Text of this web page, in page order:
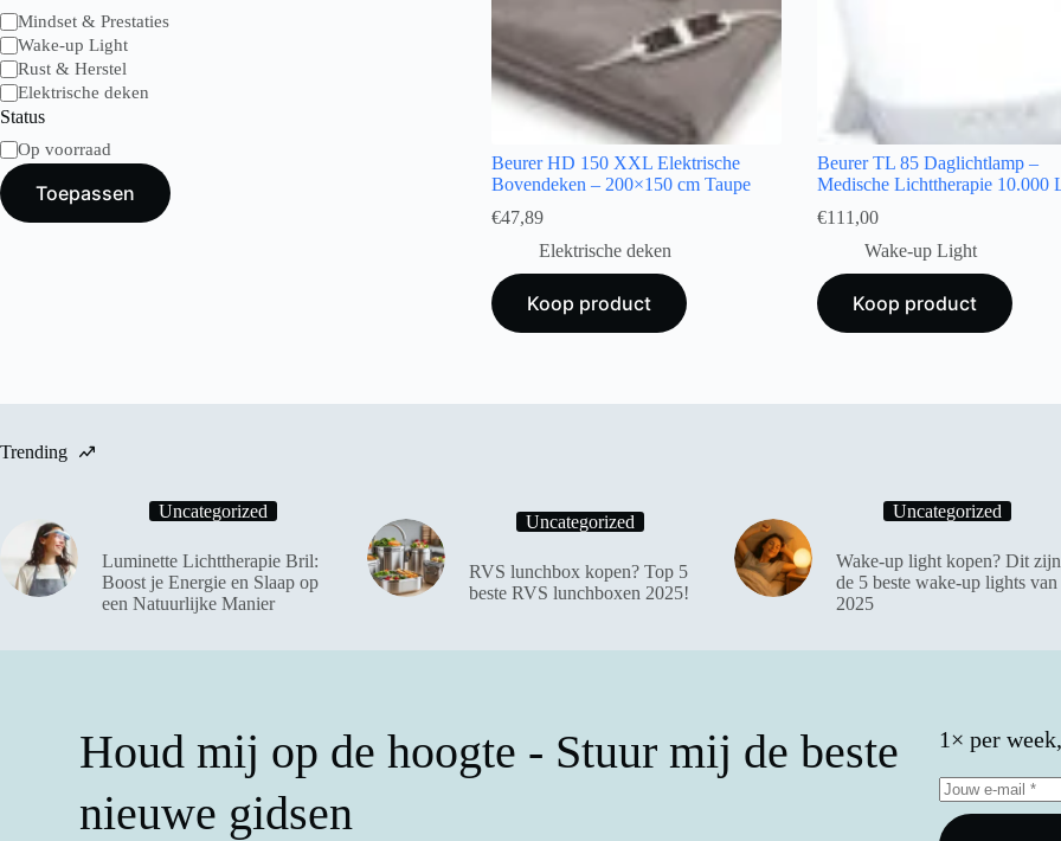
Beurer HD 150 XXL Elektrische
Bovendeken – 200×150 cm Taupe
€47,89
Elektrische deken
Koop product
Beurer TL 85 Daglichtlamp –
Medische Lichttherapie 10.000
€111,00
Wake-up Light
Koop product
Mindset & Prestaties
Wake-up Light
Rust & Herstel
Elektrische deken
Status
Op voorraad
Toepassen
Trending
Uncategorized
Luminette Lichttherapie Bril:
Boost je Energie en Slaap op
een Natuurlijke Manier
Uncategorized
RVS lunchbox kopen? Top 5
beste RVS lunchboxen 2025!
Uncategorized
Wake-up light kopen? Dit zijn
de 5 beste wake-up lights van
2025
Houd mij op de hoogte - Stuur mij de beste
nieuwe gidsen
1× per